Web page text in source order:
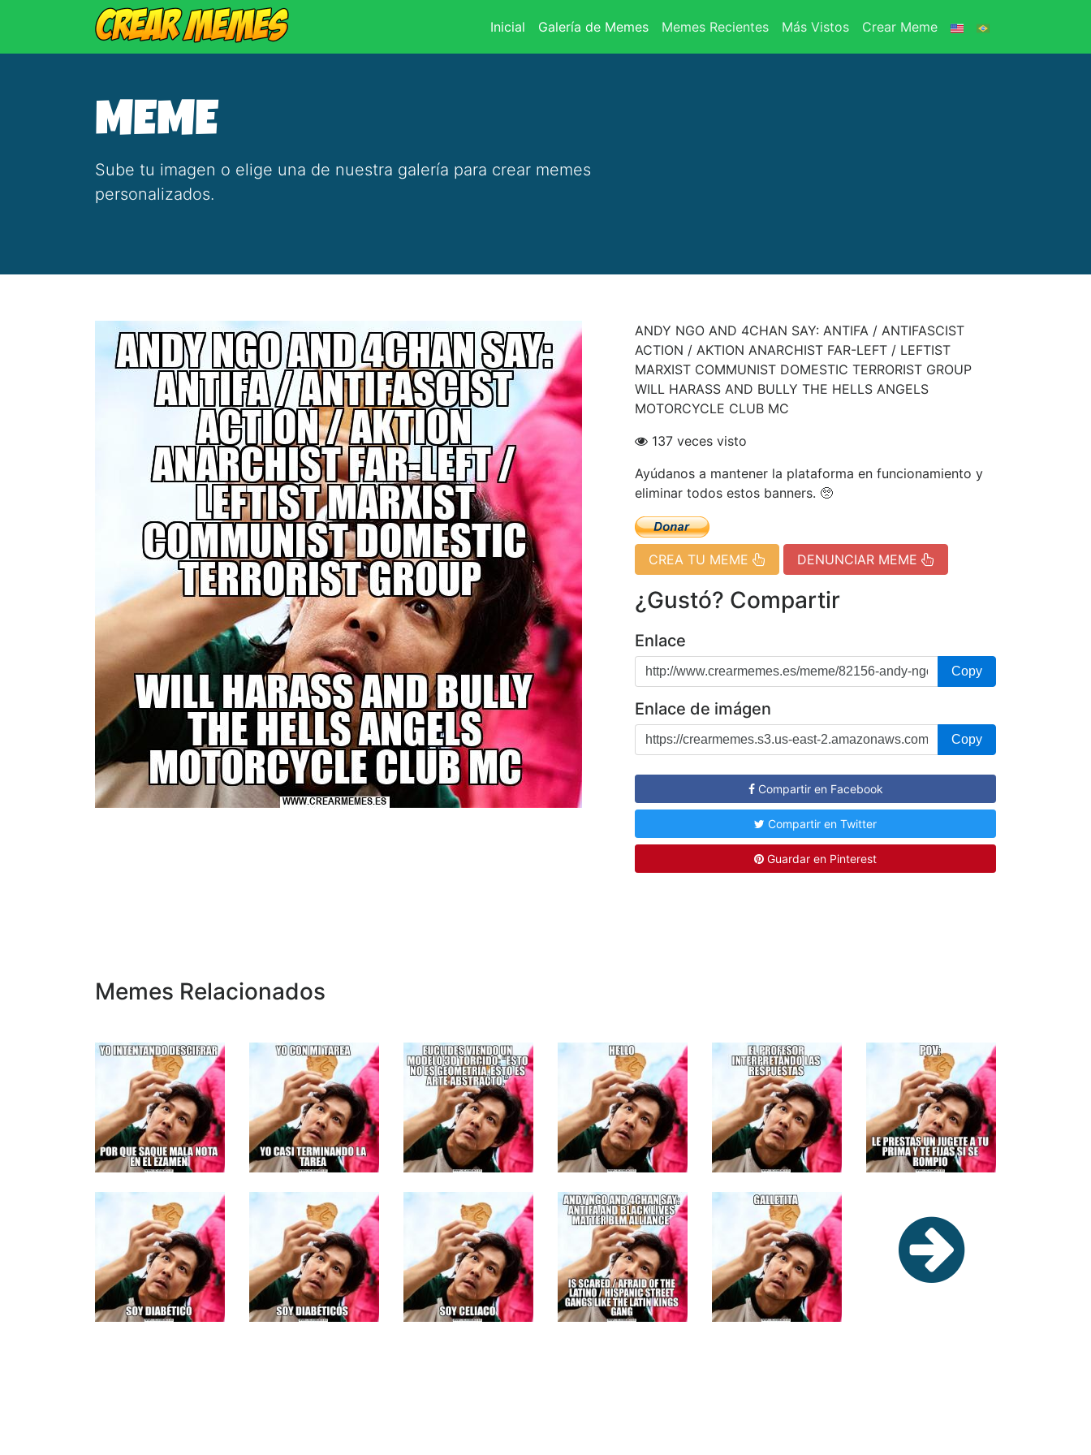
Inicial (current)
Galería de Memes Memes Recientes Más Vistos Crear Meme
MEME
Sube tu imagen o elige una de nuestra galería para crear memes
personalizados.
ANDY NGO AND 4CHAN SAY: ANTIFA / ANTIFASCIST
ACTION / AKTION ANARCHIST FAR-LEFT / LEFTIST
MARXIST COMMUNIST DOMESTIC TERRORIST GROUP
WILL HARASS AND BULLY THE HELLS ANGELS
MOTORCYCLE CLUB MC
137 veces visto
Ayúdanos a mantener la plataforma en funcionamiento y
eliminar todos estos banners. 🥺
CREA TU MEME DENUNCIAR MEME
¿Gustó? Compartir
Enlace
Copy
Enlace de imágen
Copy
Compartir en Facebook
Compartir en Twitter
Guardar en Pinterest
Memes Relacionados